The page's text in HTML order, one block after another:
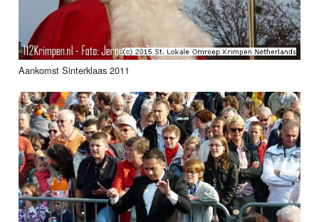
Aankomst Sinterklaas 2011